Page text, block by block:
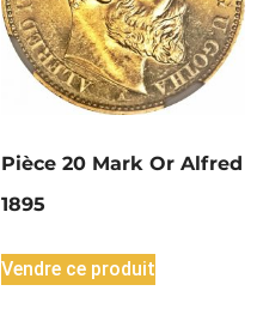
Pièce 20 Mark Or Alfred
1895
Vendre ce produit